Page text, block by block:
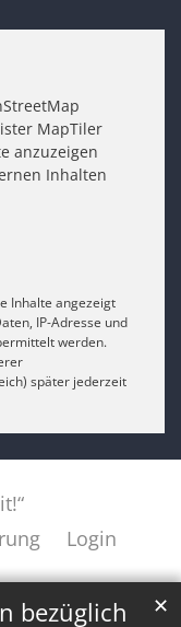
bezüglich
✕
MapTiler
anzuzeigen
Inhalten
Inhalte angezeigt
IP-Adresse und
werden.
später jederzeit
Login